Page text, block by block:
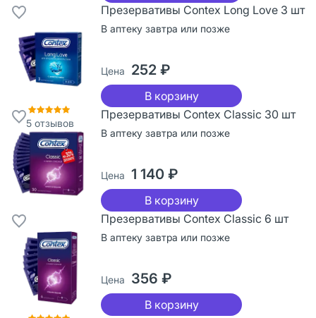
5 отзывов
Презервативы Contex Long Love 3 шт
В аптеку завтра или позже
Цена 252 ₽
В корзину
Презервативы Contex Classic 30 шт
В аптеку завтра или позже
Цена 1 140 ₽
В корзину
Презервативы Contex Classic 6 шт
В аптеку завтра или позже
Цена 356 ₽
В корзину